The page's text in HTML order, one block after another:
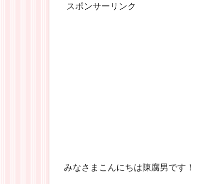
スポンサーリンク
みなさまこんにちは陳腐男です！